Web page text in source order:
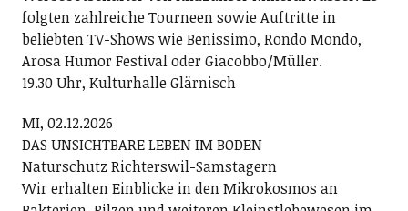
folgten zahlreiche Tourneen sowie Auftritte in
beliebten TV-Shows wie Benissimo, Rondo Mondo,
Arosa Humor Festival oder Giacobbo/Müller.
19.30 Uhr, Kulturhalle Glärnisch
MI, 02.12.2026
DAS UNSICHTBARE LEBEN IM BODEN
Naturschutz Richterswil-Samstagern
Wir erhalten Einblicke in den Mikrokosmos an